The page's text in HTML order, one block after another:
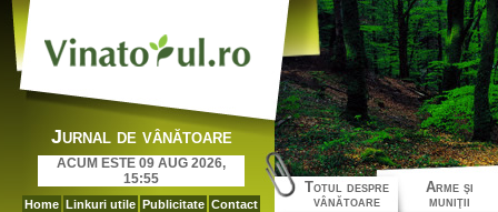
Jurnal de vânătoare
ACUM ESTE 09 AUG 2026,
15:55
Home Linkuri utile Publicitate Contact
Totul despre
vânătoare
Arme şi
muniţii